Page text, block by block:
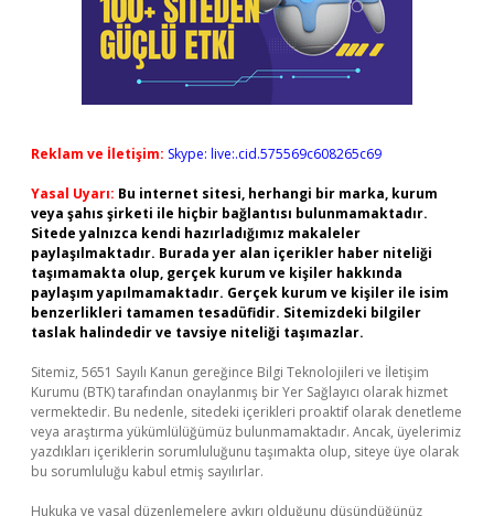
Reklam ve İletişim: Skype: live:.cid.575569c608265c69
Yasal Uyarı: Bu internet sitesi, herhangi bir marka, kurum
veya şahıs şirketi ile hiçbir bağlantısı bulunmamaktadır.
Sitede yalnızca kendi hazırladığımız makaleler
paylaşılmaktadır. Burada yer alan içerikler haber niteliği
taşımamakta olup, gerçek kurum ve kişiler hakkında
paylaşım yapılmamaktadır. Gerçek kurum ve kişiler ile isim
benzerlikleri tamamen tesadüfidir. Sitemizdeki bilgiler
taslak halindedir ve tavsiye niteliği taşımazlar.
Sitemiz, 5651 Sayılı Kanun gereğince Bilgi Teknolojileri ve İletişim
Kurumu (BTK) tarafından onaylanmış bir Yer Sağlayıcı olarak hizmet
vermektedir. Bu nedenle, sitedeki içerikleri proaktif olarak denetleme
veya araştırma yükümlülüğümüz bulunmamaktadır. Ancak, üyelerimiz
yazdıkları içeriklerin sorumluluğunu taşımakta olup, siteye üye olarak
bu sorumluluğu kabul etmiş sayılırlar.
Hukuka ve yasal düzenlemelere aykırı olduğunu düşündüğünüz